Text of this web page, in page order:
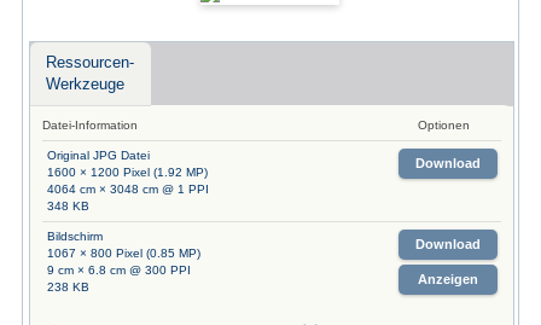
Ressourcen-
Werkzeuge
Datei-Information Optionen
Original JPG Datei
1600 × 1200 Pixel (1.92 MP)
4064 cm × 3048 cm @ 1 PPI
348 KB
Download
Bildschirm
1067 × 800 Pixel (0.85 MP)
9 cm × 6.8 cm @ 300 PPI
238 KB
Download
Anzeigen